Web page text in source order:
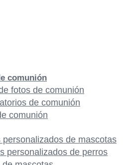
comunión
fotos de comunión
de comunión
comunión
personalizados de mascotas
personalizados de perros